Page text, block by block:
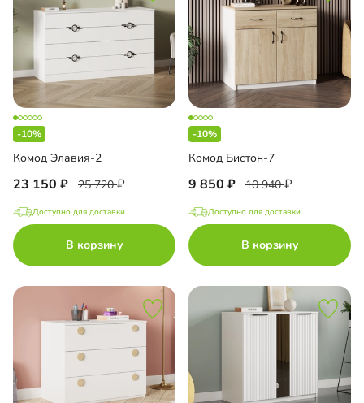
-10%
Комод Элавия-2
23 150 25 720
Доступно для доставки
В корзину
-10%
Комод Бистон-7
9 850 10 940
Доступно для доставки
В корзину